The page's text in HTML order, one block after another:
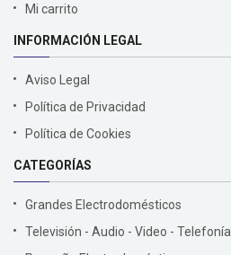
Mi carrito
INFORMACIÓN LEGAL
Aviso Legal
Política de Privacidad
Política de Cookies
CATEGORÍAS
Grandes Electrodomésticos
Televisión - Audio - Video - Telefonía